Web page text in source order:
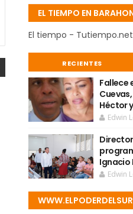
EL TIEMPO EN
El tiempo - Tutiempo.net
RECIENTES
Fallece
Héctor
Edwin
Ignacio
Edwin